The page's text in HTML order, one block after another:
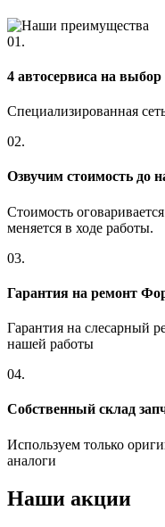
01.
4 автосервиса на
Специализированная
02.
Озвучим стоимость до
Стоимость
меняется в ходе работы.
03.
Гарантия на ремонт
Гарантия на слесарный
нашей работы
04.
Собственный склад
Используем только
аналоги
Наши акции